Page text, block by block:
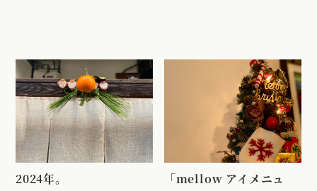
2024年。
「mellow アイメニュ